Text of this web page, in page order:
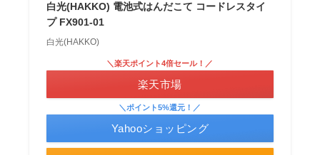
白光(HAKKO) 電池式はんだこて コードレスタイ
プ FX901-01
白光(HAKKO)
＼楽天ポイント4倍セール！／
楽天市場
＼ポイント5%還元！／
Yahooショッピング